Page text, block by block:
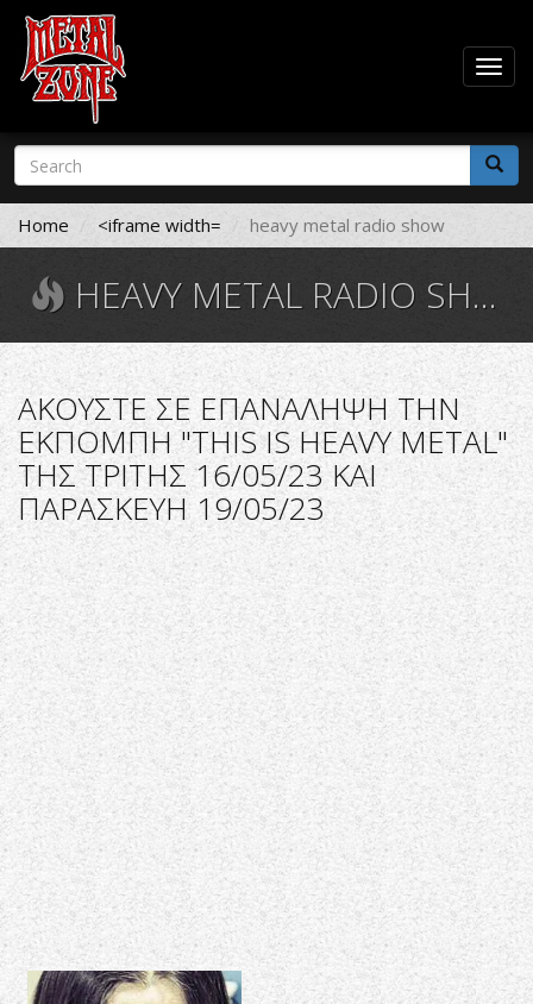
Skip
main
content
Search
form
Search
Home <iframe width= heavy metal radio show
HEAVY METAL RADIO SHOW
ΑΚΟΥΣΤΕ ΣΕ ΕΠΑΝΑΛΗΨΗ ΤΗΝ
ΕΚΠΟΜΠΗ "THIS IS HEAVY METAL"
ΤΗΣ ΤΡΙΤΗΣ 16/05/23 ΚΑΙ
ΠΑΡΑΣΚΕΥΗ 19/05/23